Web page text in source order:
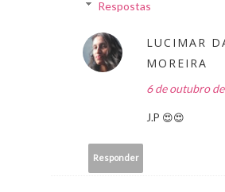
Respostas
LUCIMAR
MOREIRA
6 de outubro
J.P 😍😍
Responder